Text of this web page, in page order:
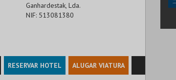
Ganhardestak, Lda.
NIF: 513081380
RESERVAR HOTEL ALUGAR VIATURA